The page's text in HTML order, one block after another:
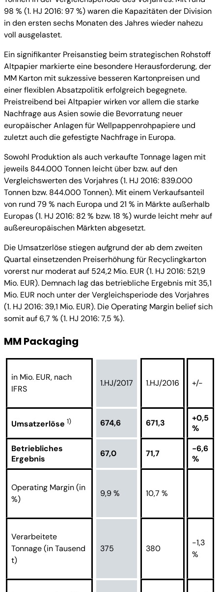
98 % (1. HJ 2016: 97 %) waren die Kapazitäten der Division
in den ersten sechs Monaten des Jahres wieder nahezu
voll ausgelastet.
Ein signifikanter Preisanstieg beim strategischen Rohstoff
Altpapier markierte eine besondere Herausforderung, der
MM Karton mit sukzessive besseren Kartonpreisen und
einer flexiblen Absatzpolitik erfolgreich begegnete.
Preistreibend bei Altpapier wirken vor allem die starke
Nachfrage aus Asien sowie die Bevorratung neuer
europäischer Anlagen für Wellpappenrohpapiere und
zuletzt auch die gefestigte Nachfrage in Europa.
Sowohl Produktion als auch verkaufte Tonnage lagen mit
jeweils 844.000 Tonnen leicht über bzw. auf den
Vergleichswerten des Vorjahres (1. HJ 2016: 839.000
Tonnen bzw. 844.000 Tonnen). Mit einem Verkaufsanteil
von rund 79 % nach Europa und 21 % in Märkte außerhalb
Europas (1. HJ 2016: 82 % bzw. 18 %) wurde leicht mehr auf
außereuropäischen Märkten abgesetzt.
Die Umsatzerlöse stiegen aufgrund der ab dem zweiten
Quartal einsetzenden Preiserhöhung für Recyclingkarton
vorerst nur moderat auf 524,2 Mio. EUR (1. HJ 2016: 521,9
Mio. EUR). Demnach lag das betriebliche Ergebnis mit 35,1
Mio. EUR noch unter der Vergleichsperiode des Vorjahres
(1. HJ 2016: 39,1 Mio. EUR). Die Operating Margin belief sich
somit auf 6,7 % (1. HJ 2016: 7,5 %).
MM Packaging
in Mio. EUR, nach
IFRS
1.HJ/2017 1.HJ/2016 +/-
Umsatzerlöse 1) 674,6 671,3
+0,5
%
Betriebliches
Ergebnis
67,0 71,7
-6,6
%
Operating Margin (in
%)
9,9 % 10,7 %
Verarbeitete
Tonnage (in Tausend
t)
375 380
-1,3
%